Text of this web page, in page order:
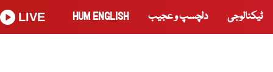
ٹیکنالوجی دلچسپ و عجیب HUM ENGLISH
LIVE